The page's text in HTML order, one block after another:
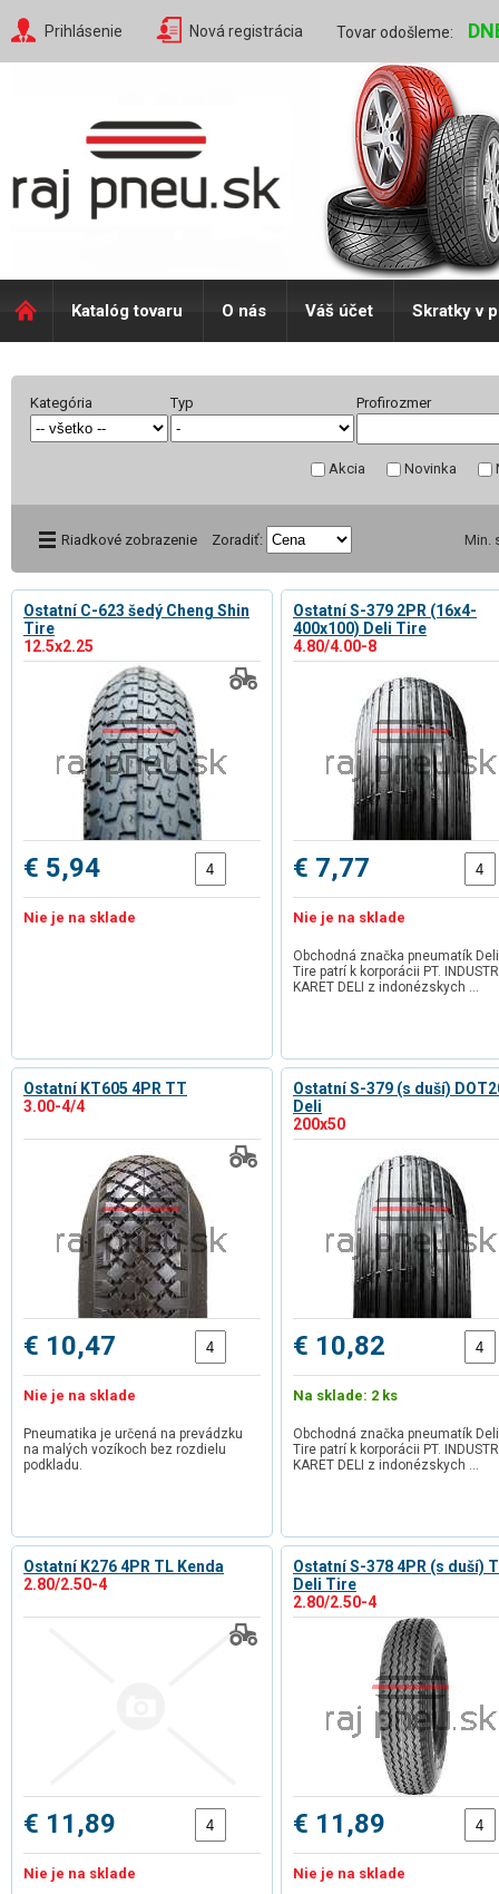
Prihlásenie Nová registrácia Tovar odošleme:
Katalóg tovaru O nás Váš účet Skratky v
Kategória Typ Profirozmer
Akcia Novinka
Min.
Riadkové zobrazenie Zoradiť:
Ostatní C-623 šedý Cheng Shin
Tire
12.5x2.25
€ 5,94
Nie je na sklade
Ostatní S-379 2PR (16x4-
400x100) Deli Tire
4.80/4.00-8
€ 7,77
Nie je na sklade
Obchodná značka pneumatík Deli
Tire patrí k korporácii PT.
KARET DELI z indonézskych …
Ostatní KT605 4PR TT
3.00-4/4
€ 10,47
Nie je na sklade
Pneumatika je určená na prevádzku
na malých vozíkoch bez rozdielu
podkladu.
Ostatní S-379 (s duší)
Deli
200x50
€ 10,82
Na sklade: 2 ks
Obchodná značka pneumatík Deli
Tire patrí k korporácii PT.
KARET DELI z indonézskych …
Ostatní K276 4PR TL Kenda
2.80/2.50-4
€ 11,89
Nie je na sklade
Ostatní S-378 4PR (s duší)
Deli Tire
2.80/2.50-4
€ 11,89
Nie je na sklade